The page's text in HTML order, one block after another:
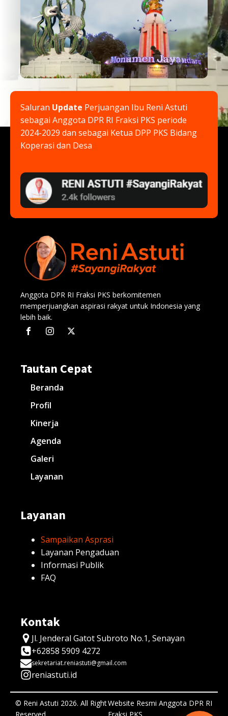
Saluran Update Perjuangan Ibu Reni Astuti
sebagai Anggota DPR RI Fraksi PKS periode
2024-2029 dan sebagai Ketua DPP PKS Bidang
Koperasi dan Desa
Anggota DPR RI Fraksi PKS berkomitemen
memperjuangkan aspirasi rakyat untuk Indonesia yang
lebih baik.
Tautan Cepat
Beranda
Profil
Kinerja
Agenda
Galeri
Layanan
Layanan
Sampaikan Asprasi
Layanan Pengaduan
Informasi Publik
FAQ
Kontak
Jl. Jenderal Gatot Subroto No.1, Senayan
+62858 5909 4272
sekretariat.reniastuti@gmail.com
reniastuti.id
© Reni Astuti 2026. All Right
Reserved
Website Resmi Anggota DPR RI
Fraksi PKS